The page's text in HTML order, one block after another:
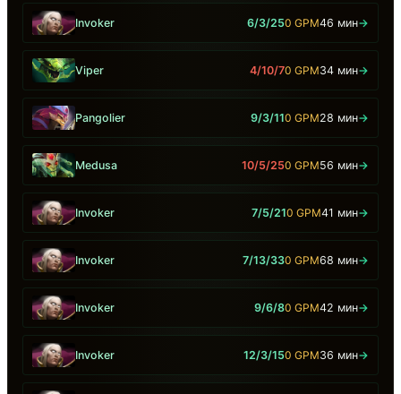
Invoker 6/3/250 GPM46 мин→
Viper 4/10/70 GPM34 мин→
Pangolier 9/3/110 GPM28 мин→
Medusa 10/5/250 GPM56 мин→
Invoker 7/5/210 GPM41 мин→
Invoker 7/13/330 GPM68 мин→
Invoker 9/6/80 GPM42 мин→
Invoker 12/3/150 GPM36 мин→